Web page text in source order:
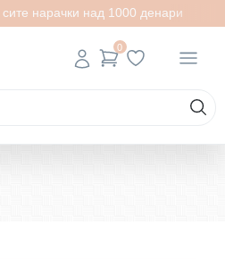
нарачки над 1000 денари
0